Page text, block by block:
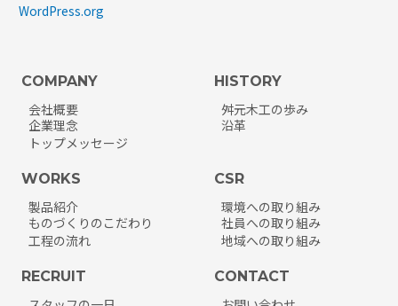
WordPress.org
COMPANY
会社概要
企業理念
トップメッセージ
HISTORY
舛元木工の歩み
沿革
WORKS
製品紹介
ものづくりのこだわり
工程の流れ
CSR
環境への取り組み
社員への取り組み
地域への取り組み
RECRUIT CONTACT